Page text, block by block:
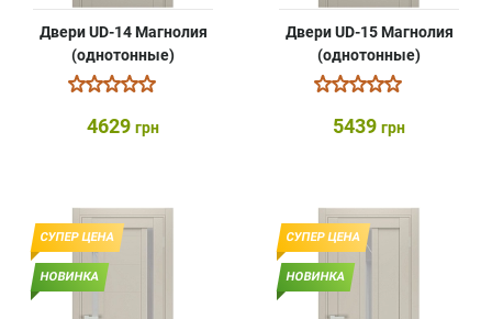
Двери UD-14 Магнолия
(однотонные)
4629 грн
Двери UD-15 Магнолия
(однотонные)
5439 грн
СУПЕР ЦЕНА
НОВИНКА
СУПЕР ЦЕНА
НОВИНКА